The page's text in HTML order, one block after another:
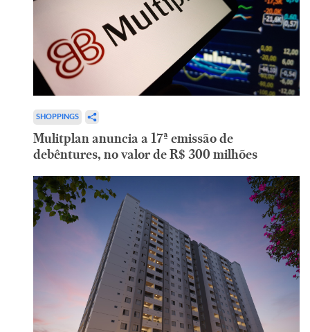
SHOPPINGS
Mulitplan anuncia a 17ª emissão de
debêntures, no valor de R$ 300 milhões